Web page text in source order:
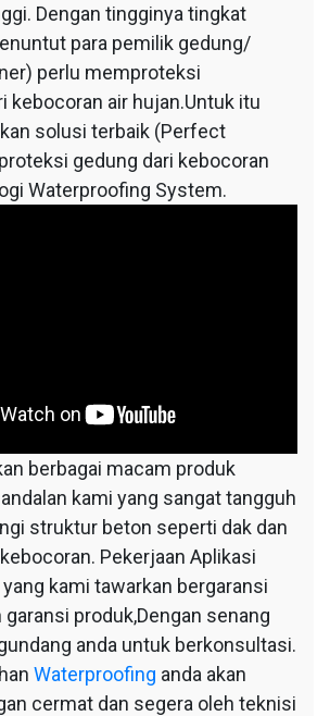
Dengan tingginya tingkat
para pemilik gedung/
perlu memproteksi
kebocoran air hujan.Untuk itu
solusi terbaik (Perfect
gedung dari kebocoran
Waterproofing System.
berbagai macam produk
kami yang sangat tangguh
struktur beton seperti dak dan
Pekerjaan Aplikasi
kami tawarkan bergaransi
produk,Dengan senang
anda untuk berkonsultasi.
Waterproofing anda akan
cermat dan segera oleh teknisi